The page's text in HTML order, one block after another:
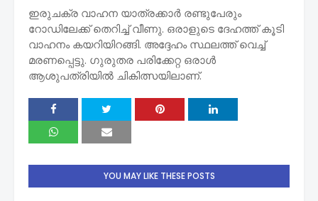
ഇരുചക്ര വാഹന യാത്രക്കാർ രണ്ടുപേരും
റോഡിലേക്ക് തെറിച്ച് വീണു. ഒരാളുടെ ദേഹത്ത് കൂടി
വാഹനം കയറിയിറങ്ങി. അദ്ദേഹം സ്ഥലത്ത് വെച്ച്
മരണപ്പെട്ടു. ഗുരുതര പരിക്കേറ്റ ഒരാൾ
ആശുപത്രിയിൽ ചികിത്സയിലാണ്.
YOU MAY LIKE THESE POSTS